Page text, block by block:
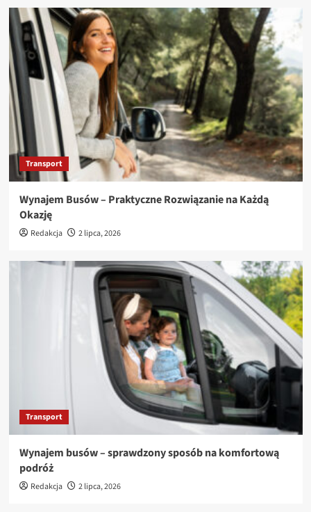
Transport
Wynajem Busów – Praktyczne Rozwiązanie na Każdą
Okazję
Redakcja 2 lipca, 2026
Transport
Wynajem busów – sprawdzony sposób na komfortową
podróż
Redakcja 2 lipca, 2026